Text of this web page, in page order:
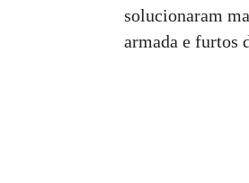
solucionaram
armada e furtos